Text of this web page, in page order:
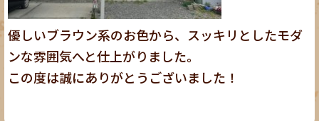
優しいブラウン系のお色から、スッキリとしたモダ
ンな雰囲気へと仕上がりました。
この度は誠にありがとうございました！